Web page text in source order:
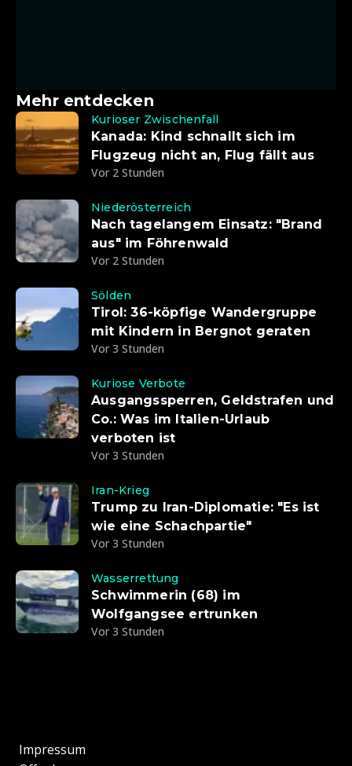
Mehr entdecken
Kurioser Zwischenfall
Kanada: Kind schnallt sich im
Flugzeug nicht an, Flug fällt aus
Vor 2 Stunden
Niederösterreich
Nach tagelangem Einsatz: "Brand
aus" im Föhrenwald
Vor 2 Stunden
Sölden
Tirol: 36-köpfige Wandergruppe
mit Kindern in Bergnot geraten
Vor 3 Stunden
Kuriose Verbote
Ausgangssperren, Geldstrafen und
Co.: Was im Italien-Urlaub
verboten ist
Vor 3 Stunden
Iran-Krieg
Trump zu Iran-Diplomatie: "Es ist
wie eine Schachpartie"
Vor 3 Stunden
Wasserrettung
Schwimmerin (68) im
Wolfgangsee ertrunken
Vor 3 Stunden
Impressum